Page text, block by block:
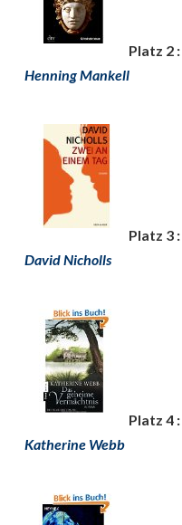
Platz 2 :
Henning Mankell
Platz 3 :
David Nicholls
Platz 4 :
Katherine Webb